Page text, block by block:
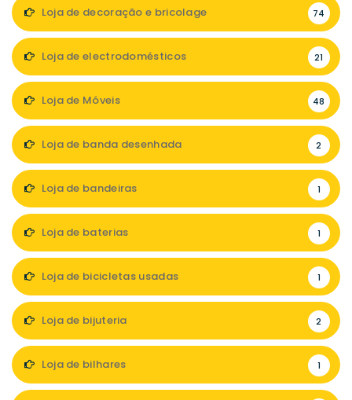
Loja de decoração e bricolage 74
Loja de electrodomésticos 21
Loja de Móveis 48
Loja de banda desenhada 2
Loja de bandeiras 1
Loja de baterias 1
Loja de bicicletas usadas 1
Loja de bijuteria 2
Loja de bilhares 1